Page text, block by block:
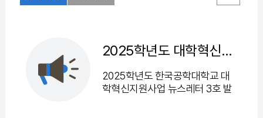
2025학년도 대학혁신지원사업 뉴스레터 Vol.3 발간
2025학년도 한국공학대학교 대
학혁신지원사업 뉴스레터 3호 발